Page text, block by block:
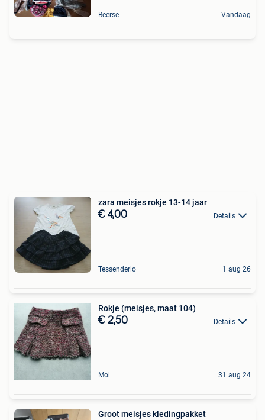
Beerse Vandaag
zara meisjes rokje 13-14 jaar
€ 4,00 Details
Tessenderlo 1 aug 26
Rokje (meisjes, maat 104)
€ 2,50 Details
Mol 31 aug 24
Groot meisjes kledingpakket